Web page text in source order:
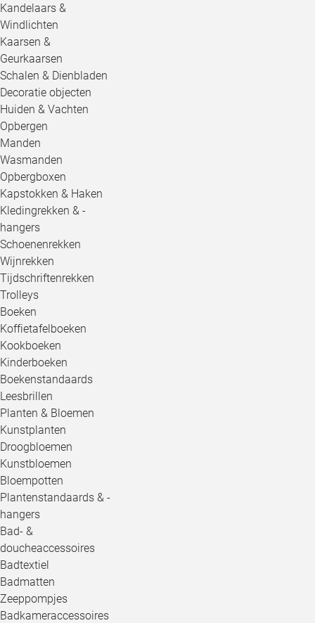
Kandelaars &
Windlichten
Kaarsen &
Geurkaarsen
Schalen & Dienbladen
Decoratie objecten
Huiden & Vachten
Opbergen
Manden
Wasmanden
Opbergboxen
Kapstokken & Haken
Kledingrekken & -
hangers
Schoenenrekken
Wijnrekken
Tijdschriftenrekken
Trolleys
Boeken
Koffietafelboeken
Kookboeken
Kinderboeken
Boekenstandaards
Leesbrillen
Planten & Bloemen
Kunstplanten
Droogbloemen
Kunstbloemen
Bloempotten
Plantenstandaards & -
hangers
Bad- &
doucheaccessoires
Badtextiel
Badmatten
Zeeppompjes
Badkameraccessoires